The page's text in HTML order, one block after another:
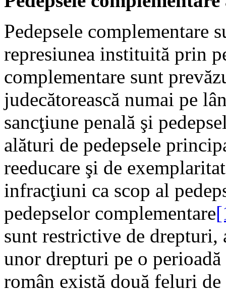
Pedepsele complementare
represiunea instituită prin
complementare sunt
judecătorească numai pe
sancţiune penală şi
alături de pedepsele
reeducare şi de
infracţiuni ca scop al
pedepselor complementare
sunt restrictive de drepturi,
unor drepturi pe o perioadă
român există două feluri de